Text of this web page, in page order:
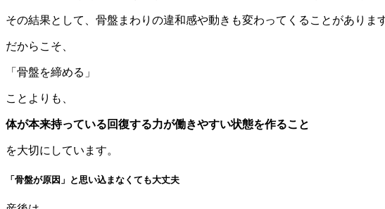
その結果として、骨盤まわりの違和感や動きも変わってくることがあります
だからこそ、
「骨盤を締める」
ことよりも、
体が本来持っている回復する力が働きやすい状態を作ること
を大切にしています。
「骨盤が原因」と思い込まなくても大丈夫